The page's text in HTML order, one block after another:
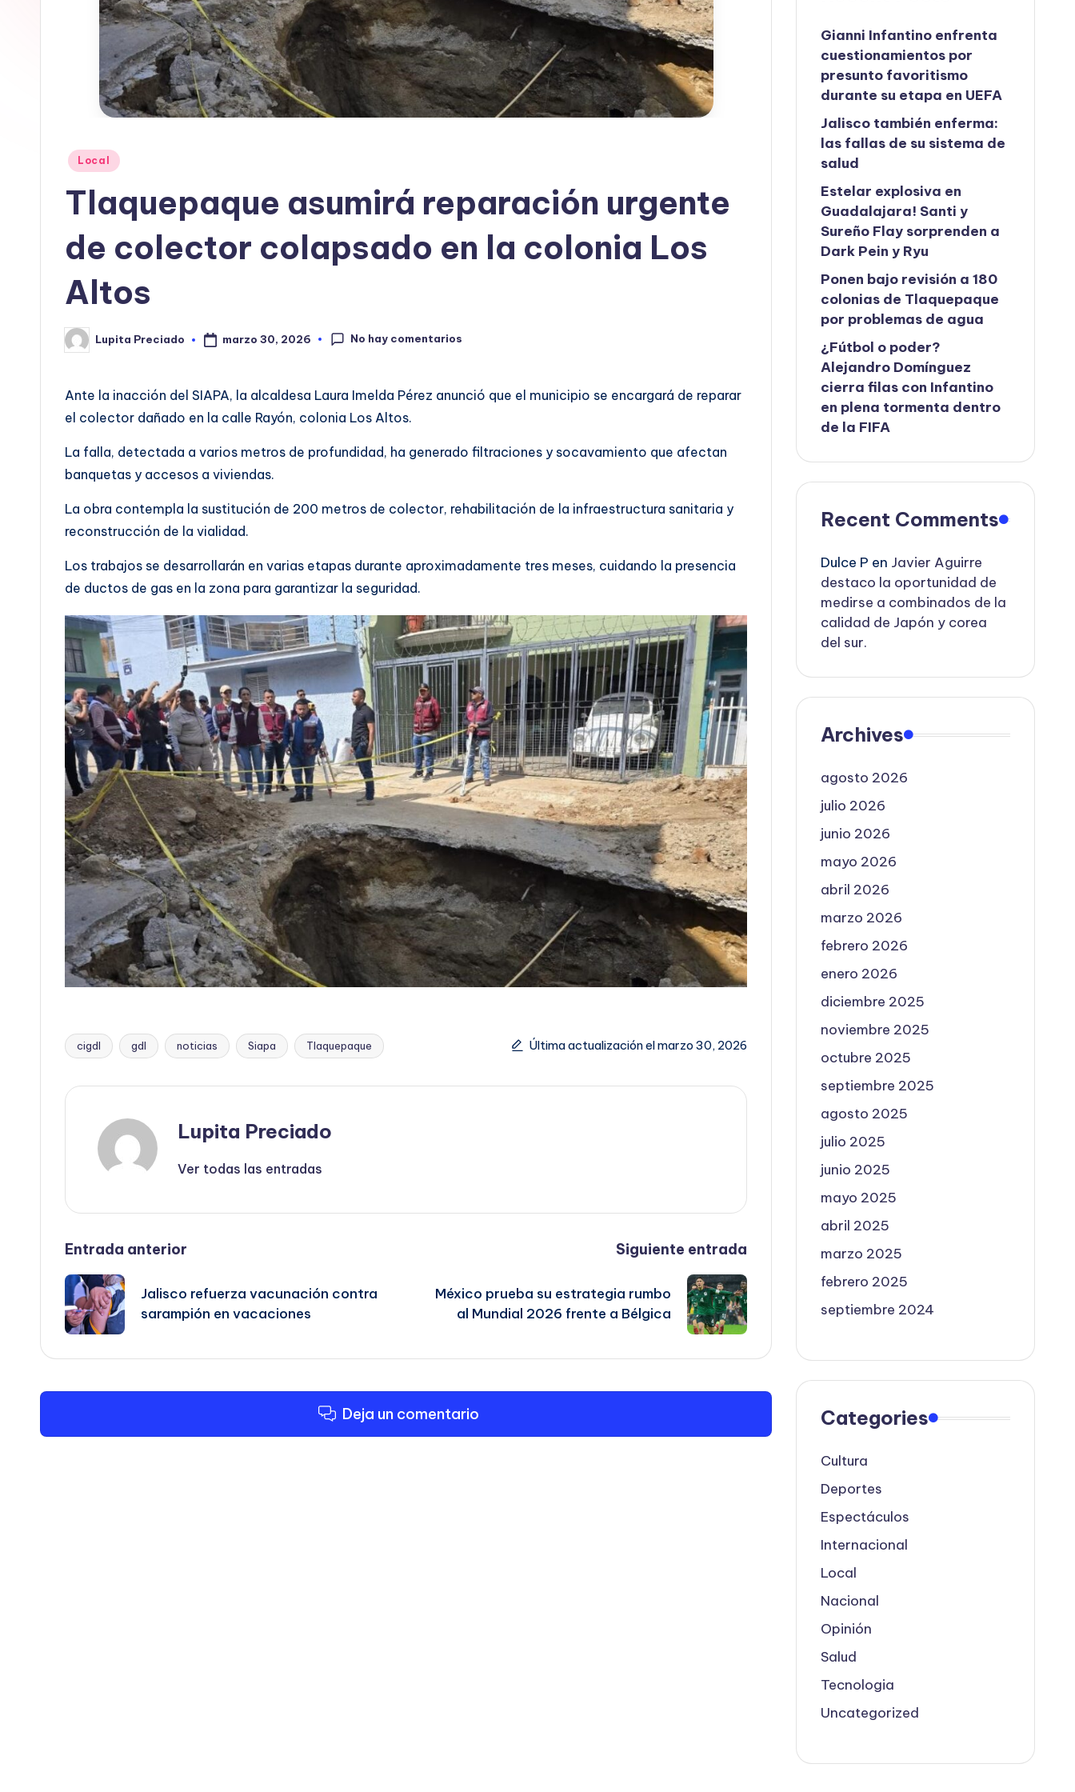
mPublicado
Local
Tlaquepaque asumirá reparación urgente
de colector colapsado en la colonia Los
Altos
Publicado
por
Lupita Preciado marzo 30, 2026 No hay comentarios
Ante la inacción del SIAPA, la alcaldesa Laura Imelda Pérez anunció que el municipio se encargará de reparar
el colector dañado en la calle Rayón, colonia Los Altos.
La falla, detectada a varios metros de profundidad, ha generado filtraciones y socavamiento que afectan
banquetas y accesos a viviendas.
La obra contempla la sustitución de 200 metros de colector, rehabilitación de la infraestructura sanitaria y
reconstrucción de la vialidad.
Los trabajos se desarrollarán en varias etapas durante aproximadamente tres meses, cuidando la presencia
de ductos de gas en la zona para garantizar la seguridad.
Etiquetas:
cigdl gdl noticias Siapa Tlaquepaque Última actualización el marzo 30, 2026
Lupita Preciado
Ver todas las entradas
Navegación
de
entradas
Entrada anterior
Jalisco refuerza vacunación contra
sarampión en vacaciones
Siguiente entrada
México prueba su estrategia rumbo
al Mundial 2026 frente a Bélgica
Deja un comentario
Gianni Infantino enfrenta
cuestionamientos por
presunto favoritismo
durante su etapa en UEFA
Jalisco también enferma:
las fallas de su sistema de
salud
Estelar explosiva en
Guadalajara! Santi y
Sureño Flay sorprenden a
Dark Pein y Ryu
Ponen bajo revisión a 180
colonias de Tlaquepaque
por problemas de agua
¿Fútbol o poder?
Alejandro Domínguez
cierra filas con Infantino
en plena tormenta dentro
de la FIFA
Recent Comments
Dulce P en Javier Aguirre
destaco la oportunidad de
medirse a combinados de la
calidad de Japón y corea
del sur.
Archives
agosto 2026
julio 2026
junio 2026
mayo 2026
abril 2026
marzo 2026
febrero 2026
enero 2026
diciembre 2025
noviembre 2025
octubre 2025
septiembre 2025
agosto 2025
julio 2025
junio 2025
mayo 2025
abril 2025
marzo 2025
febrero 2025
septiembre 2024
Categories
Cultura
Deportes
Espectáculos
Internacional
Local
Nacional
Opinión
Salud
Tecnologia
Uncategorized